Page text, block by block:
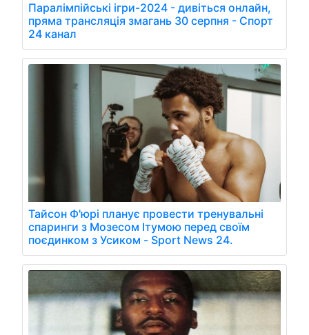
Паралімпійські ігри-2024 - дивіться онлайн,
пряма трансляція змагань 30 серпня - Спорт
24 канал
Тайсон Ф'юрі планує провести тренувальні
спаринги з Мозесом Ітумою перед своїм
поєдинком з Усиком - Sport News 24.